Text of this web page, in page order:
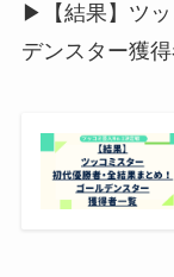
▶【結果】ツ
デンスター獲